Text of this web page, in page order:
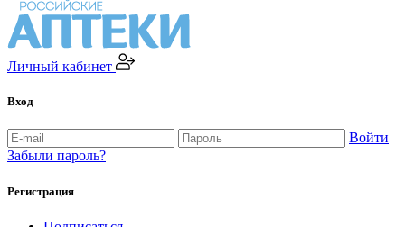
Личный кабинет
Вход
Войти
Забыли пароль?
Регистрация